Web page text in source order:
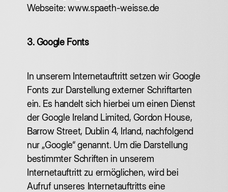
Webseite: www.spaeth-weisse.de
3. Google Fonts
In unserem Internetauftritt setzen wir Google
Fonts zur Darstellung externer Schriftarten
ein. Es handelt sich hierbei um einen Dienst
der Google Ireland Limited, Gordon House,
Barrow Street, Dublin 4, Irland, nachfolgend
nur „Google“ genannt. Um die Darstellung
bestimmter Schriften in unserem
Internetauftritt zu ermöglichen, wird bei
Aufruf unseres Internetauftritts eine